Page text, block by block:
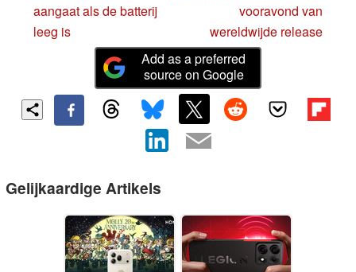
aangaat als de batterij
leeg is
vooravond van
wereldwijde release
Add as a preferred
source on Google
Gelijkaardige Artikels